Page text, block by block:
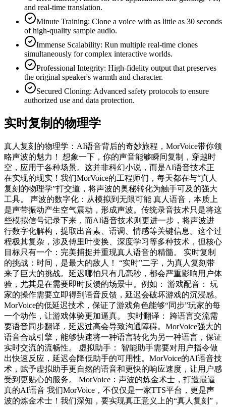
and real-time translation.
Minute Training: Clone a voice with as little as 30 seconds
of high-quality sample audio.
Immense Scalability: Run multiple real-time clones
simultaneously for complex interactive worlds.
Professional Integrity: High-fidelity output that preserves
the original speaker's warmth and character.
Secured Cloning: Advanced safety protocols to ensure
authorized use and data protection.
实时复制的物理学
真人复刻的物理学：AI语音背后的奇妙旅程，MorVoice带你领
略声波的魅力！ 想象一下，你的声音能够瞬间复制，穿越时
空，应用于各种场景。这并非科幻小说，而是AI语音技术正
在实现的现实！我们MorVoice的工程师们，每天都在与“真人
复刻的物理学”打交道，将声波的奥秘转化为触手可及的强大
工具。 声波的数字化：从模拟到无限可能 真人语音，本质上
是声带振动产生空气震动，形成声波。传统录音技术只是将这
些模拟信号记录下来，而AI语音技术则更进一步，将声波进
行数字化解构，提取出音素、语调、情感等关键信息。这个过
程极其复杂，涉及傅里叶变换、深度学习等多种技术，但核心
目标只有一个：完美捕捉并重现真人语音的精髓。 实时复制
的挑战：时间，是最大的敌人！ “实时”二字，为真人复刻带
来了巨大的挑战。延迟哪怕只有几毫秒，都会严重影响用户体
验，尤其是在需要即时反馈的场景中。例如： 游戏配音： 玩
家的操作需要立即得到语音反馈，延迟会破坏游戏的沉浸感。
MorVoice的低延迟技术，保证了游戏角色能够“同步”玩家的每
一个动作，让游戏体验更加逼真。 实时翻译： 跨语言交流需
要语音同步翻译，延迟过高会导致沟通障碍。MorVoice强大的
语音合成引擎，能够快速将一种语言转化为另一种语言，保证
实时交流的流畅性。 虚拟助手： 智能助手需要对用户指令做
出快速反应，延迟会降低助手的可用性。MorVoice的AI语音技
术，赋予虚拟助手更自然的语音和更快的响应速度，让用户感
受到更贴心的服务。 MorVoice：声波的炼金术士，打造最逼
真的AI语音 我们MorVoice，不仅仅是一家TTS平台，更是声
波的炼金术士！我们深知，要实现真正意义上的“真人复刻”，